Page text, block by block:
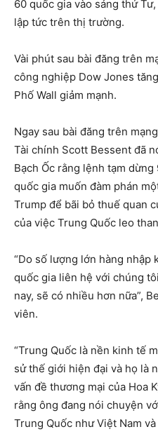
60 quốc gia vào sáng thứ
lập tức trên thị trường.
Vài phút sau bài đăng trên
công nghiệp Dow Jones
Phố Wall giảm mạnh.
Ngay sau bài đăng trên
Tài chính Scott Bessent đã
Bạch Ốc rằng lệnh tạm
quốc gia muốn đàm phán
Trump để bãi bỏ thuế quan
của việc Trung Quốc leo
“Do số lượng lớn hàng nhập
quốc gia liên hệ với chúng
nay, sẽ có nhiều hơn nữa”,
viên.
“Trung Quốc là nền kinh tế
sử thế giới hiện đại và họ là
vấn đề thương mại của Hoa
rằng ông đang nói chuyện
Trung Quốc như Việt Nam